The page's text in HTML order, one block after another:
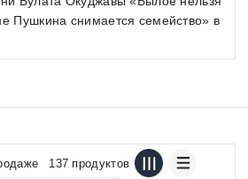
Пушкина снимается семейство» в
137 продуктов